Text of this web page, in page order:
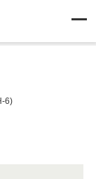
6)